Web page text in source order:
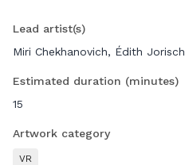
Lead artist(s)
Miri Chekhanovich, Édith Jorisch
Estimated duration (minutes)
15
Artwork category
VR